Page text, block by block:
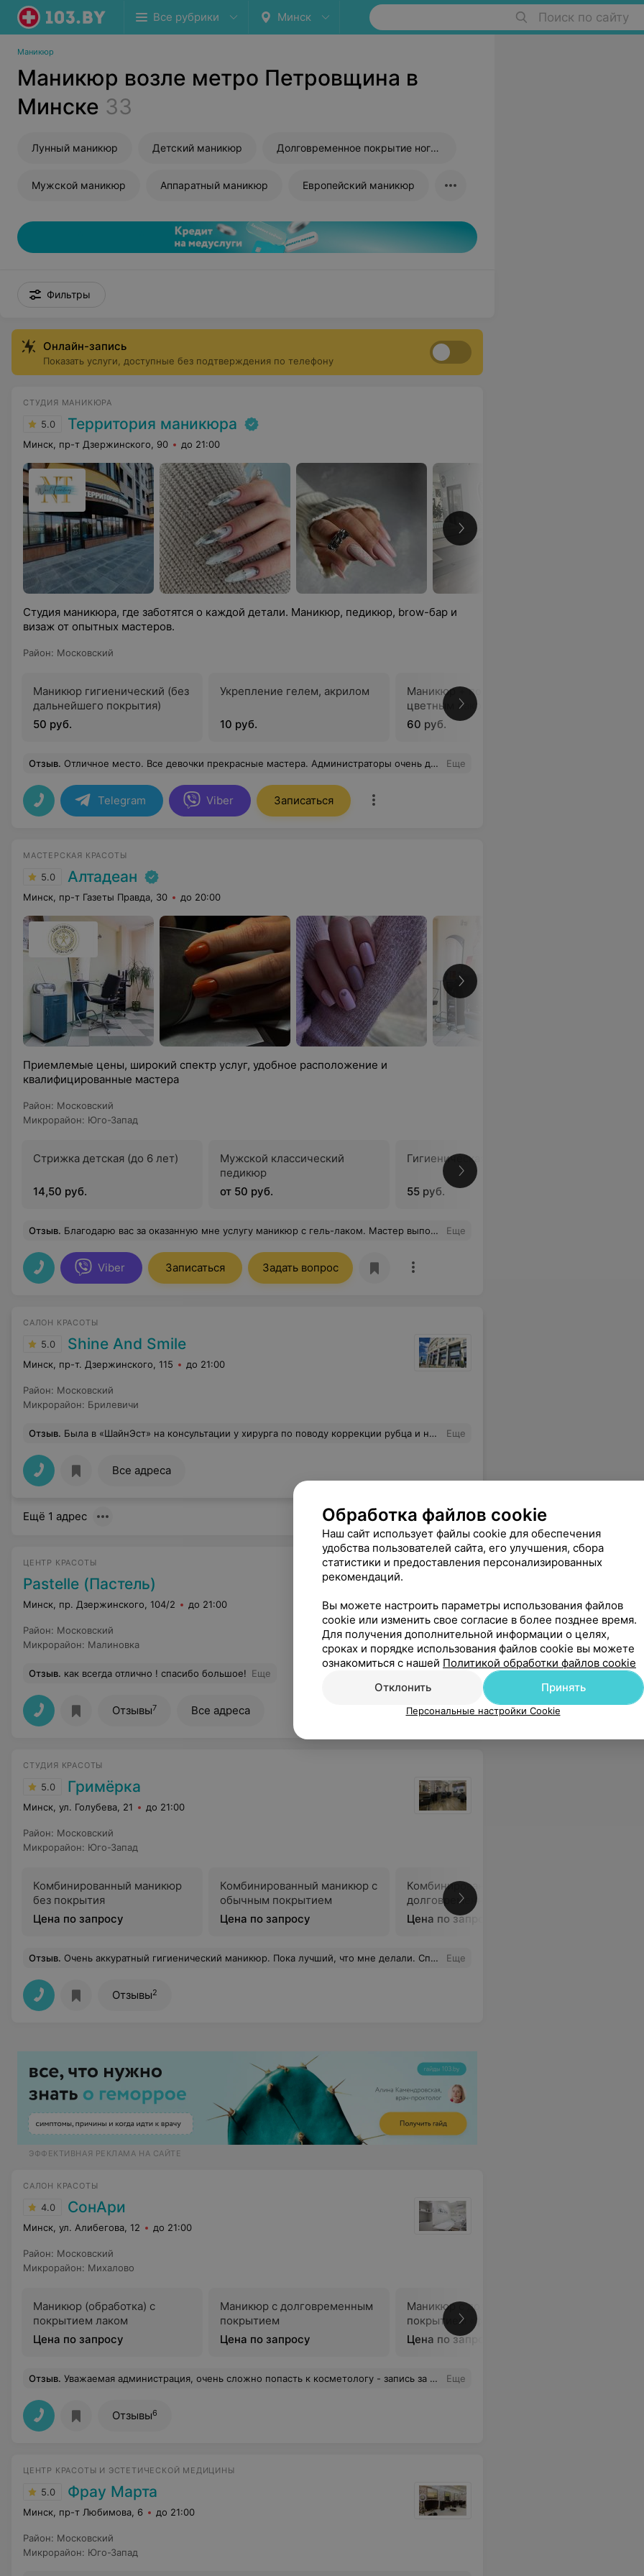
Все рубрики Минск Поиск по сайту
Маникюр
Маникюр возле метро Петровщина в
Минске 33
Лунный маникюр Детский маникюр Долговременное покрытие ногтей
Мужской маникюр Аппаратный маникюр Европейский маникюр
Фильтры
Онлайн-запись
Показать услуги, доступные без подтверждения по телефону
СТУДИЯ МАНИКЮРА
5.0 Территория маникюра
Минск, пр-т Дзержинского, 90 до 21:00
Студия маникюра, где заботятся о каждой детали. Маникюр, педикюр, brow-бар и
визаж от опытных мастеров.
Район: Московский
Маникюр гигиенический (без
дальнейшего покрытия)
50 руб.
Укрепление гелем, акрилом
10 руб.
Маникюр + покрытие
цветным лаком
60 руб.
Отзыв. Отличное место. Все девочки прекрасные мастера. Администраторы очень дружелюбны. Приятная и располагающая обстановка. Еще
Telegram Viber Записаться
МАСТЕРСКАЯ КРАСОТЫ
5.0 Алтадеан
Минск, пр-т Газеты Правда, 30 до 20:00
Приемлемые цены, широкий спектр услуг, удобное расположение и
квалифицированные мастера
Район: Московский
Микрорайон: Юго-Запад
Стрижка детская (до 6 лет)
14,50 руб.
Мужской классический
педикюр
от 50 руб.
Гигиеническая обработка
55 руб.
Отзыв. Благодарю вас за оказанную мне услугу маникюр с гель-лаком. Мастер выполнила все аккуратно, идеально обработали мне кутикулу, помогли определиться с цветом лака. Теперь я рада и любуюсь своими красивыми ногтями. Еще
Viber Записаться Задать вопрос
САЛОН КРАСОТЫ
5.0 Shine And Smile
Минск, пр-т. Дзержинского, 115 до 21:00
Район: Московский
Микрорайон: Брилевичи
Отзыв. Была в «ШайнЭст» на консультации у хирурга по поводу коррекции рубца и не пожалела о выборе медицинского центра. Врач внимательно осмотрел, задал уточняющие вопросы (Откуда появился рубец? Как давно? Делала ли что-нибудь, чтобы его скорректировать?). Подробно объяснил, какие сейчас существуют методы коррекции, какие из них подходят для меня. Отвечал на все вопросы спокойно и дружелюбно, даже когда переспрашивала несколько раз. Видно, что специалист опытный и неравнодушный, умеет работать с людьми. Я получила четкие и понятные рекомендации. Спасибо! Еще
Все адреса
Ещё 1 адрес
ЦЕНТР КРАСОТЫ
Pastelle (Пастель)
Минск, пр. Дзержинского, 104/2 до 21:00
Район: Московский
Микрорайон: Малиновка
Отзыв. как всегда отлично ! спасибо большое! Еще
Отзывы7 Все адреса
СТУДИЯ КРАСОТЫ
5.0 Гримёрка
Минск, ул. Голубева, 21 до 21:00
Район: Московский
Микрорайон: Юго-Запад
Комбинированный маникюр
без покрытия
Цена по запросу
Комбинированный маникюр с
обычным покрытием
Цена по запросу
Комбинированный маникюр с
долговременным покрытием
Цена по запросу
Отзыв. Очень аккуратный гигиенический маникюр. Пока лучший, что мне делали. Спасибо) Еще
Отзывы2
ЭФФЕКТИВНАЯ РЕКЛАМА НА САЙТЕ
САЛОН КРАСОТЫ
4.0 СонАри
Минск, ул. Алибегова, 12 до 21:00
Район: Московский
Микрорайон: Михалово
Маникюр (обработка) с
покрытием лаком
Цена по запросу
Маникюр с долговременным
покрытием
Цена по запросу
Маникюр с долговременным
покрытием «френч»
Цена по запросу
Отзыв. Уважаемая администрация, очень сложно попасть к косметологу - запись за две недели...Может, Вам стоит взять на работу еще одного специалиста? Спасибо за понимание. Еще
Отзывы6
ЦЕНТР КРАСОТЫ И ЭСТЕТИЧЕСКОЙ МЕДИЦИНЫ
5.0 Фрау Марта
Минск, пр-т Любимова, 6 до 21:00
Район: Московский
Микрорайон: Юго-Запад
Обработка файлов cookie
Наш сайт использует файлы cookie для обеспечения
удобства пользователей сайта, его улучшения, сбора
статистики и предоставления персонализированных
рекомендаций.
Вы можете настроить параметры использования файлов
cookie или изменить свое согласие в более позднее время.
Для получения дополнительной информации о целях,
сроках и порядке использования файлов cookie вы можете
ознакомиться с нашей Политикой обработки файлов cookie
Отклонить
Принять
Персональные настройки Cookie